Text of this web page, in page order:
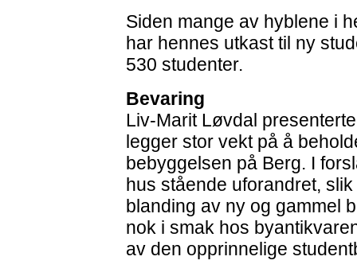
Siden mange av hyblene i
har hennes utkast til ny
530 studenter.
Bevaring
Liv-Marit Løvdal
legger stor vekt på å
bebyggelsen på Berg. I
hus stående uforandret,
blanding av ny og gammel
nok i smak hos
av den opprinnelige